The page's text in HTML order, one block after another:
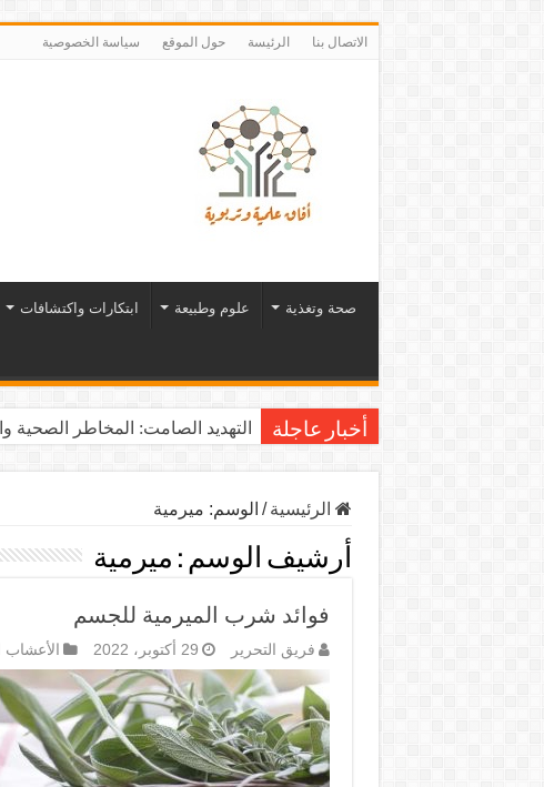
الاتصال بنا الرئيسة حول الموقع سياسة الخصوصية
صحة وتغذية علوم وطبيعة ابتكارات واكتشافات
أخبار عاجلة التهديد الصامت: المخاطر الصحية
الرئيسية / الوسم: ميرمية
أرشيف الوسم : ميرمية
فوائد شرب الميرمية للجسم
فريق التحرير 29 أكتوبر، 2022 الأعشاب